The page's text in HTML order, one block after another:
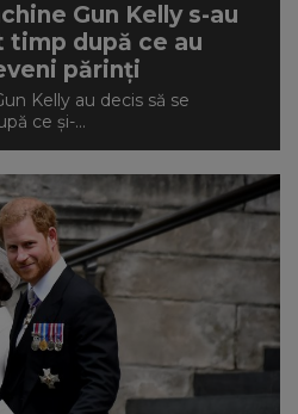
Gun Kelly s-au
după ce au
părinți
Kelly au decis să se
ce și-...